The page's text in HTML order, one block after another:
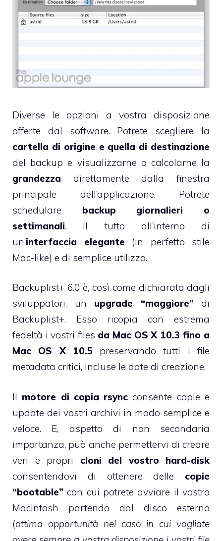
Diverse le opzioni a vostra disposizione
offerte dal software. Potrete scegliere la
cartella di origine e quella di destinazione
del backup e visualizzarne o calcolarne la
grandezza direttamente dalla finestra
principale dell’applicazione. Potrete
schedulare backup giornalieri o
settimanali. Il tutto all’interno di
un’interfaccia elegante (in perfetto stile
Mac-like) e di semplice utilizzo.
Backuplist+ 6.0 è, così come dichiarato dagli
sviluppatori, un upgrade “maggiore” di
Backuplist+. Esso ricopia con estrema
fedeltà i vostri files da Mac OS X 10.3 fino a
Mac OS X 10.5 preservando tutti i file
metadata critici, incluse le date di creazione.
Il motore di copia rsyncconsente copie e
update dei vostri archivi in modo semplice e
veloce. E, aspetto di non secondaria
importanza, può anche permettervi di creare
veri e propri cloni del vostro hard-disk
consentendovi di ottenere delle copie
“bootable” con cui potrete avviare il vostro
Macintosh partendo dal disco esterno
(ottima opportunità nel caso in cui vogliate